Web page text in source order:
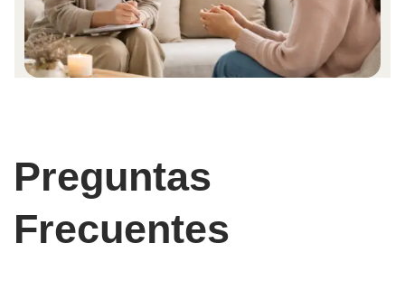
Preguntas
Frecuentes